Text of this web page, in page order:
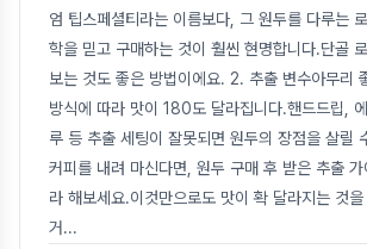
엄 팁스페셜티라는 이름보다, 그 원두를 다루는
학을 믿고 구매하는 것이 훨씬 현명합니다.단골
보는 것도 좋은 방법이에요. 2. 추출 변수아무리
방식에 따라 맛이 180도 달라집니다.핸드드립,
루 등 추출 세팅이 잘못되면 원두의 장점을 살릴
커피를 내려 마신다면, 원두 구매 후 받은 추출
라 해보세요.이것만으로도 맛이 확 달라지는 것
거...